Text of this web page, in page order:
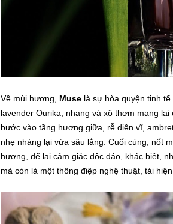
Về mùi hương, Muse là sự hòa quyện tinh
lavender Ourika, nhang và xô thơm mang
bước vào tầng hương giữa, rễ diên vĩ,
nhẹ nhàng lại vừa sâu lắng. Cuối cùng, nốt
hương, để lại cảm giác độc đáo, khác biệt,
mà còn là một thông điệp nghệ thuật, tái